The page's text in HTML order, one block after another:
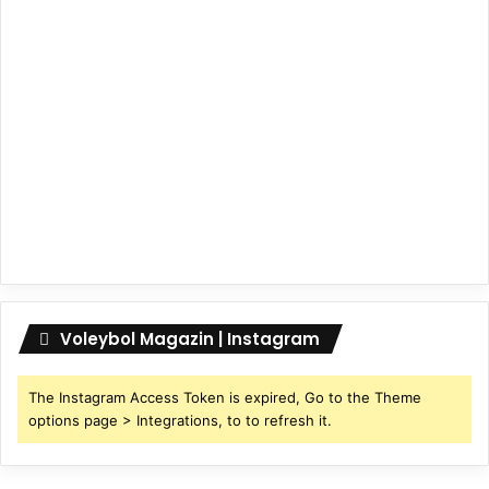
Voleybol Magazin | Instagram
The Instagram Access Token is expired, Go to the Theme
options page > Integrations, to to refresh it.